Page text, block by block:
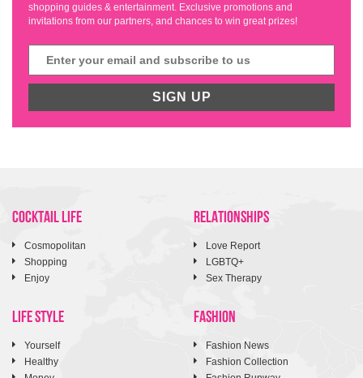
shopping guides & entertainment. Exclusive promotions and
invitations from our partners, and chances to win great prizes!
SIGN UP
COCKTAIL LIFE
Cosmopolitan
Shopping
Enjoy
RELATIONSHIPS
Love Report
LGBTQ+
Sex Therapy
LIFE STYLE
Yourself
Healthy
FASHION
Fashion News
Fashion Collection